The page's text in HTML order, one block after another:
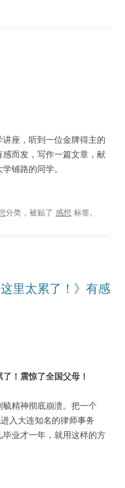
座，听到一位金牌得主的
而发，写作一篇文章，献
铺路的同学。
分类，被贴了 感想 标签。
里太累了！》有感
！震惊了全国父母！
精神彻底崩溃。把一个
入大连知名的律师事务
业才一年，就用这样的方